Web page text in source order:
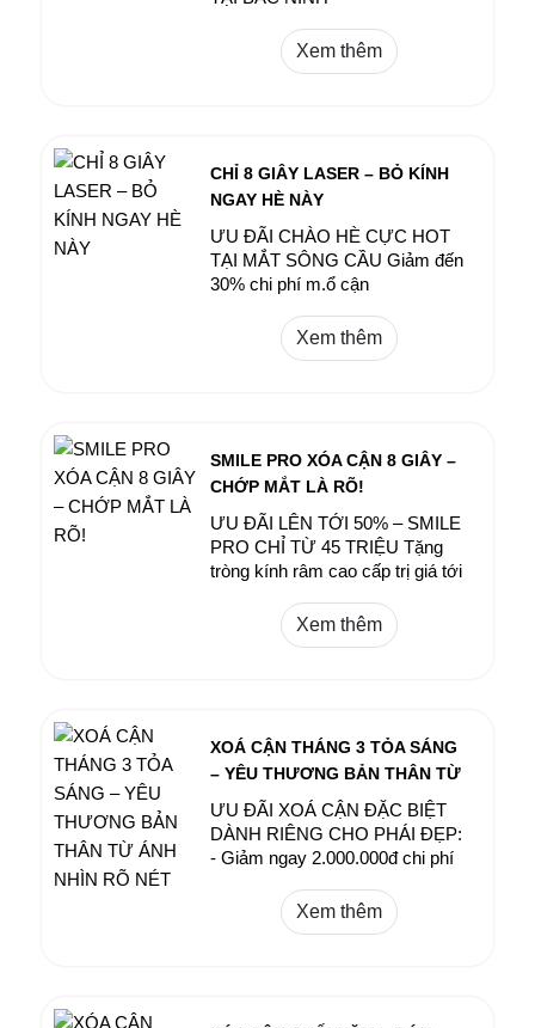
Xem thêm
CHỈ 8 GIÂY LASER – BỎ KÍNH
NGAY HÈ NÀY
​ƯU ĐÃI CHÀO HÈ CỰC HOT
TẠI MẮT SÔNG CẦU Giảm đến
30% chi phí m.ổ cận
Xem thêm
SMILE PRO XÓA CẬN 8 GIÂY –
CHỚP MẮT LÀ RÕ!
ƯU ĐÃI LÊN TỚI 50% – SMILE
PRO CHỈ TỪ 45 TRIỆU Tặng
tròng kính râm cao cấp trị giá tới
Xem thêm
XOÁ CẬN THÁNG 3 TỎA SÁNG
– YÊU THƯƠNG BẢN THÂN TỪ
ÁNH NHÌN RÕ NÉT
ƯU ĐÃI XOÁ CẬN ĐẶC BIỆT
DÀNH RIÊNG CHO PHÁI ĐẸP:
- Giảm ngay 2.000.000đ chi phí
tròng kính đổi màu cao cấp trị
giá 1.000.000đ * Áp dụng cho 30
Xem thêm